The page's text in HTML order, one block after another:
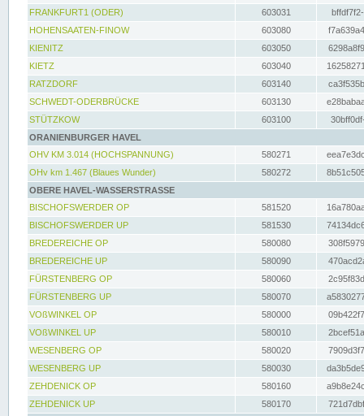
FRANKFURT1 (ODER)
603031
HOHENSAATEN-FINOW
603080
KIENITZ
603050
KIETZ
603040
RATZDORF
603140
SCHWEDT-ODERBRÜCKE
603130
STÜTZKOW
603100
ORANIENBURGER HAVEL
OHV KM 3.014 (HOCHSPANNUNG)
580271
OHv km 1.467 (Blaues Wunder)
580272
OBERE HAVEL-WASSERSTRASSE
BISCHOFSWERDER OP
581520
BISCHOFSWERDER UP
581530
BREDEREICHE OP
580080
BREDEREICHE UP
580090
FÜRSTENBERG OP
580060
FÜRSTENBERG UP
580070
VOßWINKEL OP
580000
VOßWINKEL UP
580010
WESENBERG OP
580020
WESENBERG UP
580030
ZEHDENICK OP
580160
ZEHDENICK UP
580170